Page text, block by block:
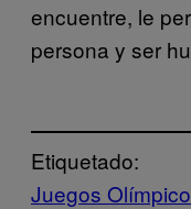
encuentre, le
persona y ser
Etiquetado:
Juegos